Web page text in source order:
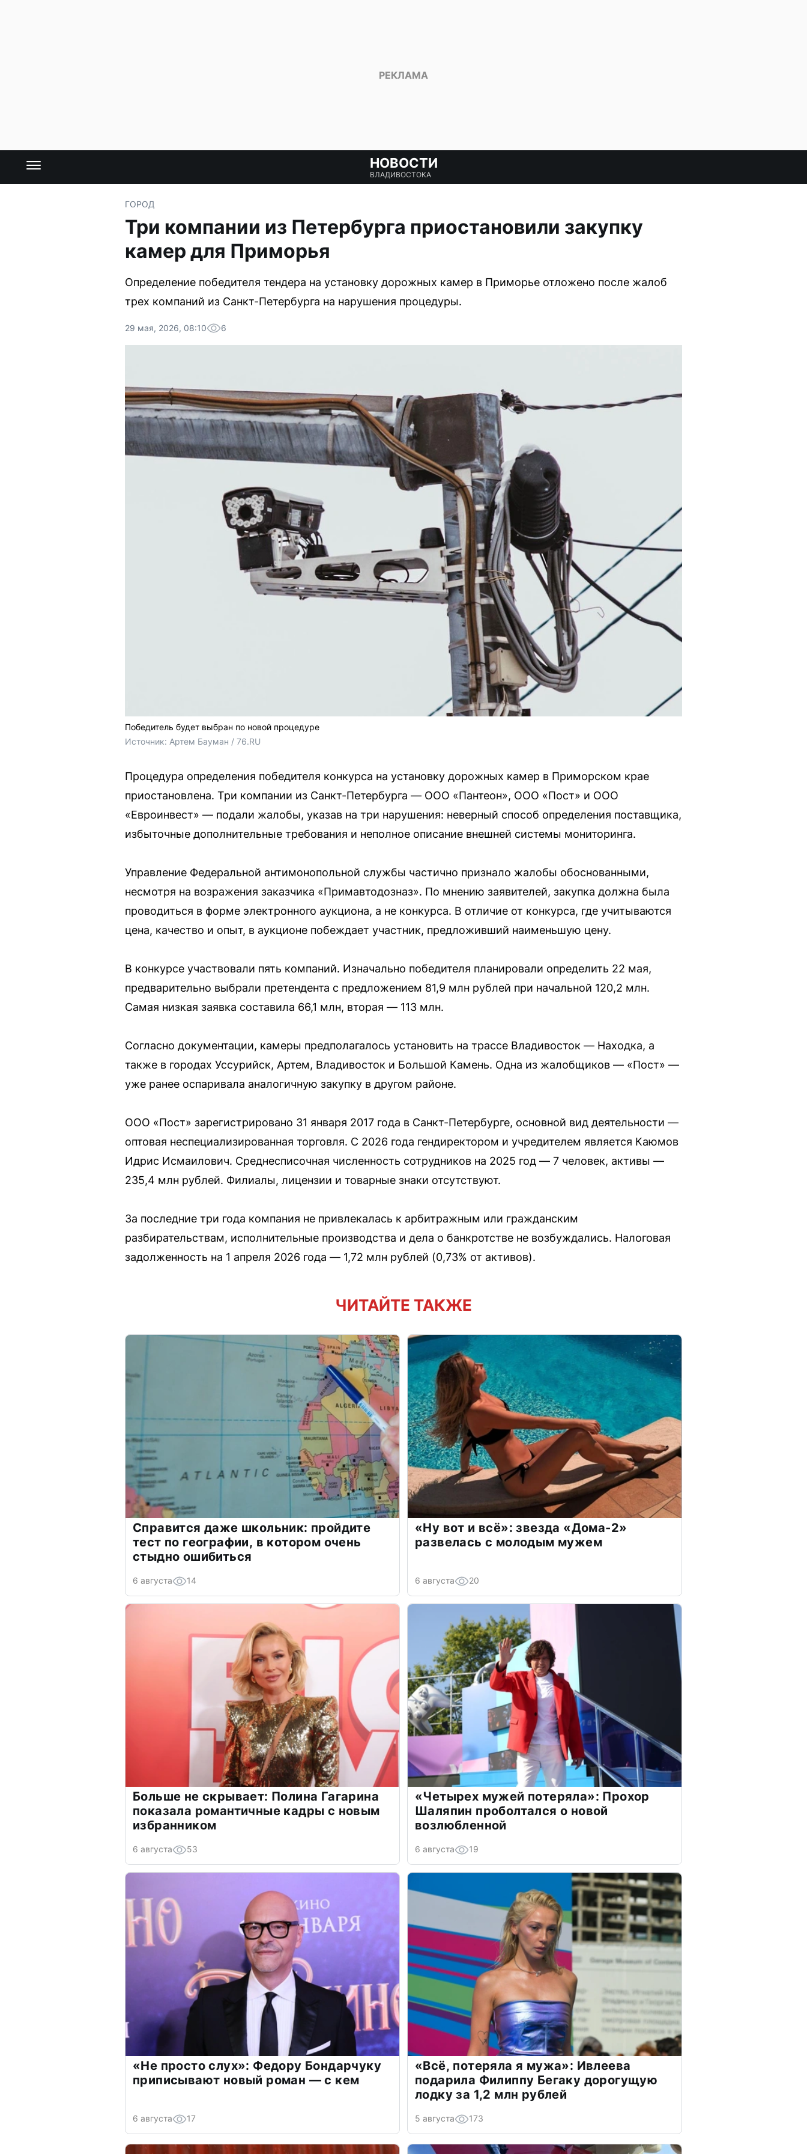
НОВОСТИ
ВЛАДИВОСТОКА
ГОРОД
Три компании из Петербурга приостановили закупку
камер для Приморья
Определение победителя тендера на установку дорожных камер в Приморье отложено после жалоб
трех компаний из Санкт-Петербурга на нарушения процедуры.
29 мая, 2026, 08:10 6
Победитель будет выбран по новой процедуре
Источник: Артем Бауман / 76.RU
Процедура определения победителя конкурса на установку дорожных камер в Приморском крае
приостановлена. Три компании из Санкт-Петербурга — ООО «Пантеон», ООО «Пост» и ООО
«Евроинвест» — подали жалобы, указав на три нарушения: неверный способ определения поставщика,
избыточные дополнительные требования и неполное описание внешней системы мониторинга.
Управление Федеральной антимонопольной службы частично признало жалобы обоснованными,
несмотря на возражения заказчика «Примавтодозназ». По мнению заявителей, закупка должна была
проводиться в форме электронного аукциона, а не конкурса. В отличие от конкурса, где учитываются
цена, качество и опыт, в аукционе побеждает участник, предложивший наименьшую цену.
В конкурсе участвовали пять компаний. Изначально победителя планировали определить 22 мая,
предварительно выбрали претендента с предложением 81,9 млн рублей при начальной 120,2 млн.
Самая низкая заявка составила 66,1 млн, вторая — 113 млн.
Согласно документации, камеры предполагалось установить на трассе Владивосток — Находка, а
также в городах Уссурийск, Артем, Владивосток и Большой Камень. Одна из жалобщиков — «Пост» —
уже ранее оспаривала аналогичную закупку в другом районе.
ООО «Пост» зарегистрировано 31 января 2017 года в Санкт-Петербурге, основной вид деятельности —
оптовая неспециализированная торговля. С 2026 года гендиректором и учредителем является Каюмов
Идрис Исмаилович. Среднесписочная численность сотрудников на 2025 год — 7 человек, активы —
235,4 млн рублей. Филиалы, лицензии и товарные знаки отсутствуют.
За последние три года компания не привлекалась к арбитражным или гражданским
разбирательствам, исполнительные производства и дела о банкротстве не возбуждались. Налоговая
задолженность на 1 апреля 2026 года — 1,72 млн рублей (0,73% от активов).
ЧИТАЙТЕ ТАКЖЕ
Справится даже школьник: пройдите
тест по географии, в котором очень
стыдно ошибиться
6 августа 14
«Ну вот и всё»: звезда «Дома-2»
развелась с молодым мужем
6 августа 20
Больше не скрывает: Полина Гагарина
показала романтичные кадры с новым
избранником
6 августа 53
«Четырех мужей потеряла»: Прохор
Шаляпин проболтался о новой
возлюбленной
6 августа 19
«Не просто слух»: Федору Бондарчуку
приписывают новый роман — с кем
6 августа 17
«Всё, потеряла я мужа»: Ивлеева
подарила Филиппу Бегаку дорогущую
лодку за 1,2 млн рублей
5 августа 173